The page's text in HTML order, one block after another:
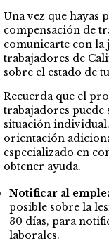
Una vez que hayas
compensación de
comunicarte con la
trabajadores de
sobre el estado de
Recuerda que el
trabajadores puede
situación individual.
orientación
especializado en
obtener ayuda.
Notificar al
posible sobre la
30 días, para
laborales.